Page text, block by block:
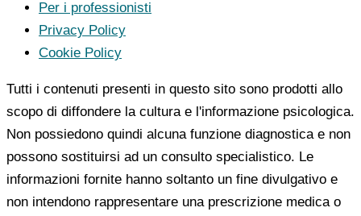
Per i professionisti
Privacy Policy
Cookie Policy
Tutti i contenuti presenti in questo sito sono prodotti allo
scopo di diffondere la cultura e l'informazione psicologica.
Non possiedono quindi alcuna funzione diagnostica e non
possono sostituirsi ad un consulto specialistico. Le
informazioni fornite hanno soltanto un fine divulgativo e
non intendono rappresentare una prescrizione medica o